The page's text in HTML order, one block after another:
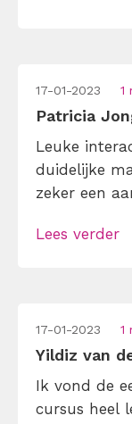
17-01-2023 1
Patricia
Leuke
duidelijke
zeker een
Lees verder
17-01-2023 1
Yildiz van
Ik vond de
cursus heel